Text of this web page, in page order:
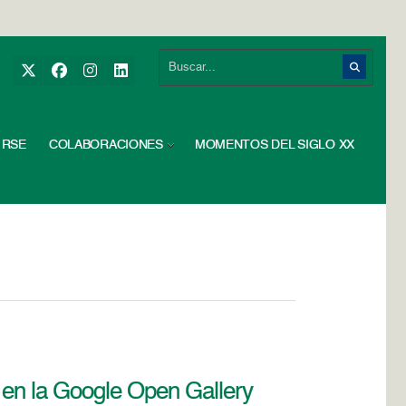
RSE COLABORACIONES MOMENTOS DEL SIGLO XX
la Google Open Gallery